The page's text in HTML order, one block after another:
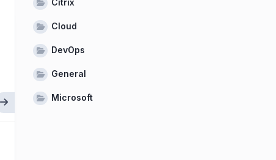
Citrix
Cloud
DevOps
General
Microsoft